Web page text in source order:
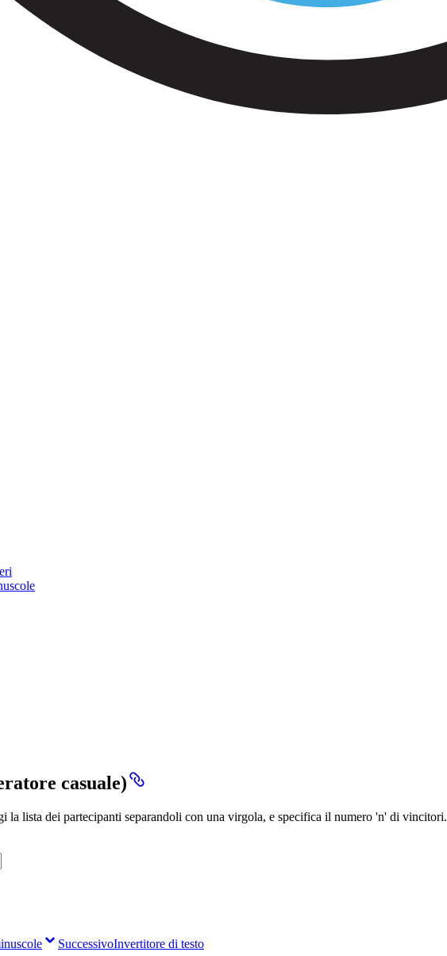
casuale)
la lista dei partecipanti separandoli con una virgola, e specifica il numero 'n' di vincitori.
SuccessivoInvertitore di testo